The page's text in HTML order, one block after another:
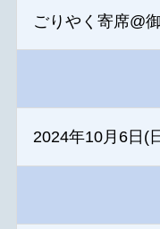
ごりやく寄席@
2024年10月6日(